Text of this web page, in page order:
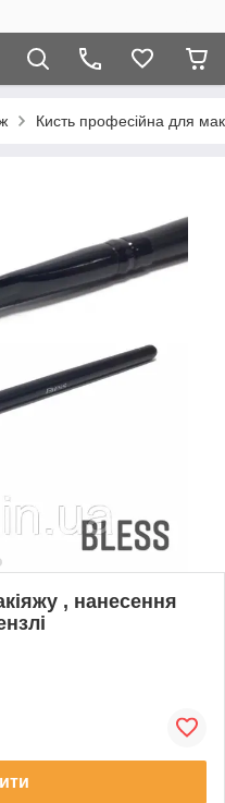
Кисть професійна для
, нанесення